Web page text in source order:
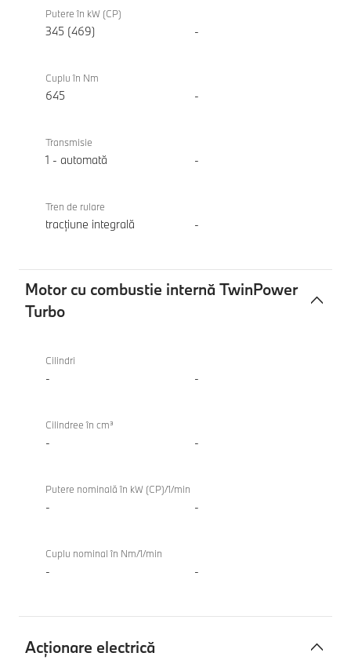
Putere în kW (CP)
345 (469) -
Cuplu în Nm
645 -
Transmisie
1 - automată -
Tren de rulare
tracțiune integrală -
Motor cu combustie internă TwinPower
Turbo
combustie
Turbo
iX3 50
xDrive
Cilindri
- -
Cilindree în cm³
- -
Putere nominală în kW (CP)/1/min
- -
Cuplu nominal în Nm/1/min
- -
Acţionare electrică